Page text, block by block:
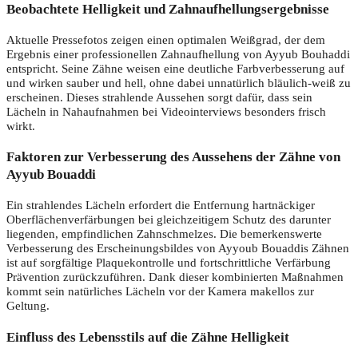
Beobachtete Helligkeit und Zahnaufhellungsergebnisse
Aktuelle Pressefotos zeigen einen optimalen Weißgrad, der dem
Ergebnis einer professionellen Zahnaufhellung von Ayyub Bouhaddi
entspricht. Seine Zähne weisen eine deutliche Farbverbesserung auf
und wirken sauber und hell, ohne dabei unnatürlich bläulich-weiß zu
erscheinen. Dieses strahlende Aussehen sorgt dafür, dass sein
Lächeln in Nahaufnahmen bei Videointerviews besonders frisch
wirkt.
Faktoren zur Verbesserung des Aussehens der Zähne von
Ayyub Bouaddi
Ein strahlendes Lächeln erfordert die Entfernung hartnäckiger
Oberflächenverfärbungen bei gleichzeitigem Schutz des darunter
liegenden, empfindlichen Zahnschmelzes. Die bemerkenswerte
Verbesserung des Erscheinungsbildes von Ayyoub Bouaddis Zähnen
ist auf sorgfältige Plaquekontrolle und fortschrittliche Verfärbung
Prävention zurückzuführen. Dank dieser kombinierten Maßnahmen
kommt sein natürliches Lächeln vor der Kamera makellos zur
Geltung.
Einfluss des Lebensstils auf die Zähne Helligkeit